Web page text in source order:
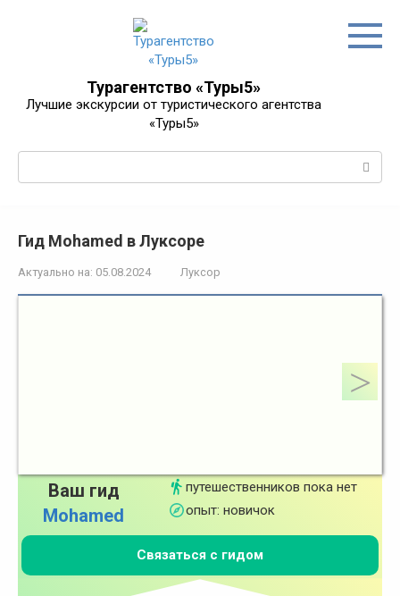
Турагентство «Туры5»
Лучшие экскурсии от туристического агентства
«Туры5»
Гид Mohamed в Луксоре
Актуально на: 05.08.2024 Луксор
Ваш гид
Mohamed
путешественников пока нет
опыт: новичок
Связаться с гидом